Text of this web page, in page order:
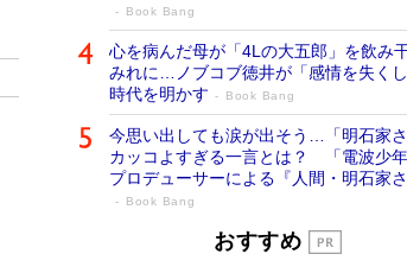
Book Bang
心を病んだ母が「4Lの大五郎」を飲み
みれに…ノブコブ徳井が「感情を失く
時代を明かす
Book Bang
今思い出しても涙が出そう…「明石家
カッコよすぎる一言とは？ 「電波少
プロデューサーによる『人間・明石家
Book Bang
「叱って伸びるやつは、褒めたら
おすすめ